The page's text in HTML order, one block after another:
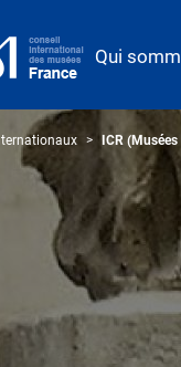
Qui
ICR